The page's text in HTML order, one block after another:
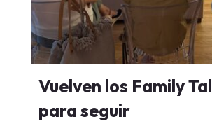
Vuelven los Family
para seguir